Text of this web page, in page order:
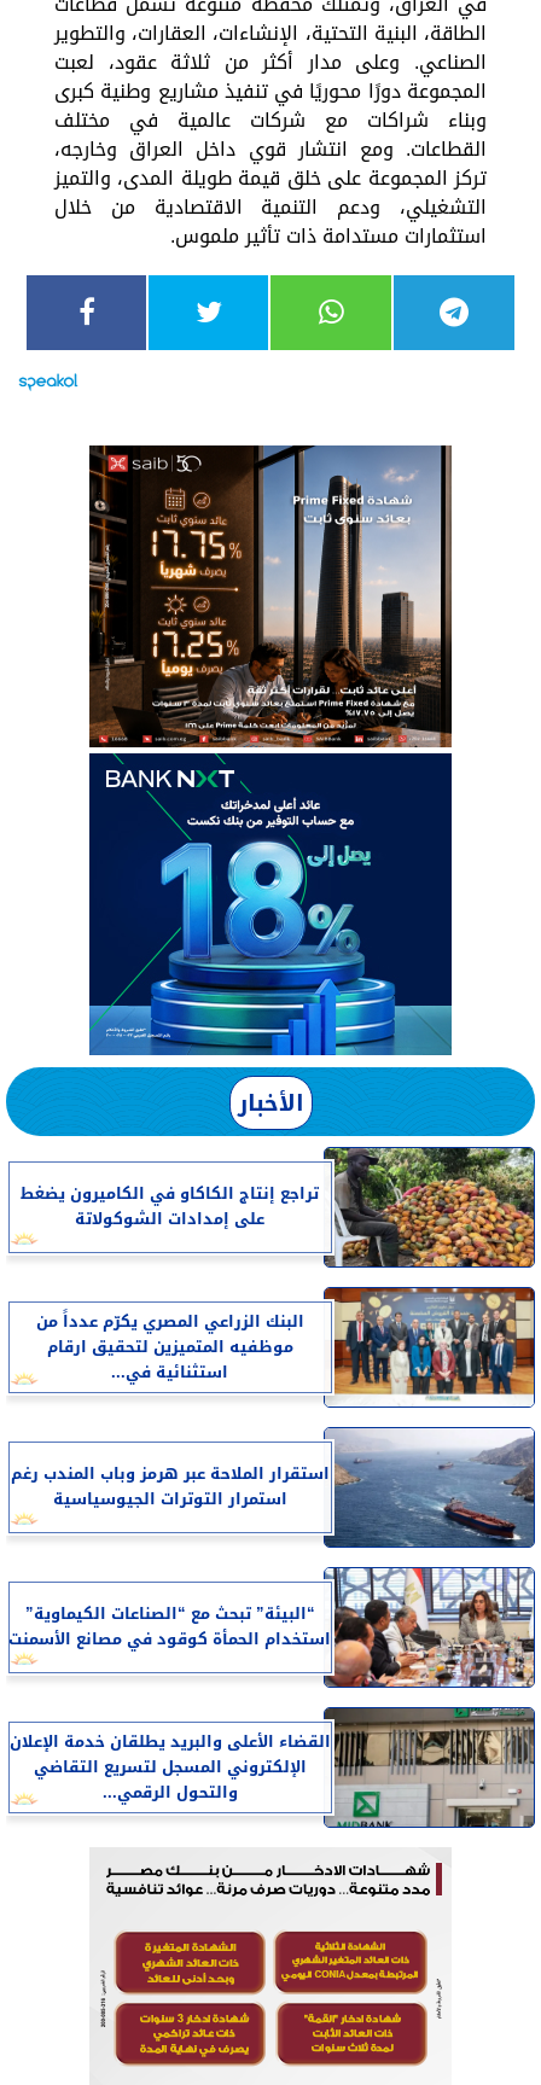
الطاقة، البنية التحتية، الإنشاءات، العقارات، والتطوير
الصناعي. وعلى مدار أكثر من ثلاثة عقود، لعبت
المجموعة دورًا محوريًا في تنفيذ مشاريع وطنية كبرى
وبناء شراكات مع شركات عالمية في مختلف
القطاعات. ومع انتشار قوي داخل العراق وخارجه،
تركز المجموعة على خلق قيمة طويلة المدى، والتميز
التشغيلي، ودعم التنمية الاقتصادية من خلال
استثمارات مستدامة ذات تأثير ملموس.
الأخبار
تراجع إنتاج الكاكاو في الكاميرون يضغط
على إمدادات الشوكولاتة
البنك الزراعي المصري يكرّم عدداً من
موظفيه المتميزين لتحقيق ارقام
استثنائية في...
استقرار الملاحة عبر هرمز وباب المندب رغم
استمرار التوترات الجيوسياسية
“البيئة” تبحث مع “الصناعات الكيماوية”
استخدام الحمأة كوقود في مصانع الأسمنت
القضاء الأعلى والبريد يطلقان خدمة الإعلان
الإلكتروني المسجل لتسريع التقاضي
والتحول الرقمي...